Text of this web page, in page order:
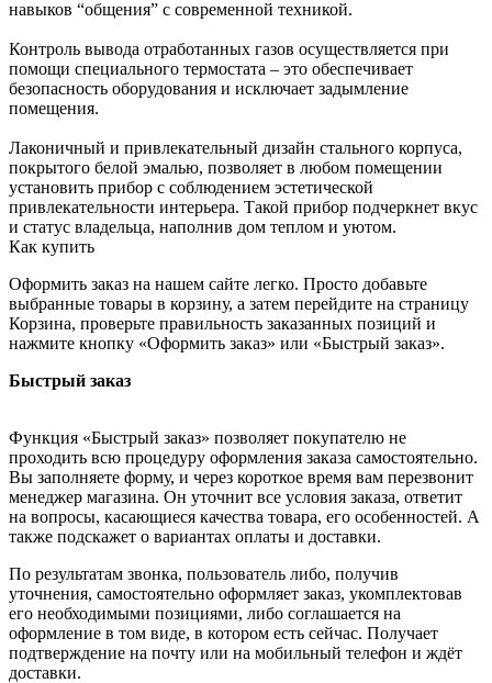
навыков “общения” с современной техникой.
Контроль вывода отработанных газов осуществляется при
помощи специального термостата – это обеспечивает
безопасность оборудования и исключает задымление
помещения.
Лаконичный и привлекательный дизайн стального корпуса,
покрытого белой эмалью, позволяет в любом помещении
установить прибор с соблюдением эстетической
привлекательности интерьера. Такой прибор подчеркнет вкус
и статус владельца, наполнив дом теплом и уютом.
Как купить
Оформить заказ на нашем сайте легко. Просто добавьте
выбранные товары в корзину, а затем перейдите на страницу
Корзина, проверьте правильность заказанных позиций и
нажмите кнопку «Оформить заказ» или «Быстрый заказ».
Быстрый заказ
Функция «Быстрый заказ» позволяет покупателю не
проходить всю процедуру оформления заказа самостоятельно.
Вы заполняете форму, и через короткое время вам перезвонит
менеджер магазина. Он уточнит все условия заказа, ответит
на вопросы, касающиеся качества товара, его особенностей. А
также подскажет о вариантах оплаты и доставки.
По результатам звонка, пользователь либо, получив
уточнения, самостоятельно оформляет заказ, укомплектовав
его необходимыми позициями, либо соглашается на
оформление в том виде, в котором есть сейчас. Получает
подтверждение на почту или на мобильный телефон и ждёт
доставки.